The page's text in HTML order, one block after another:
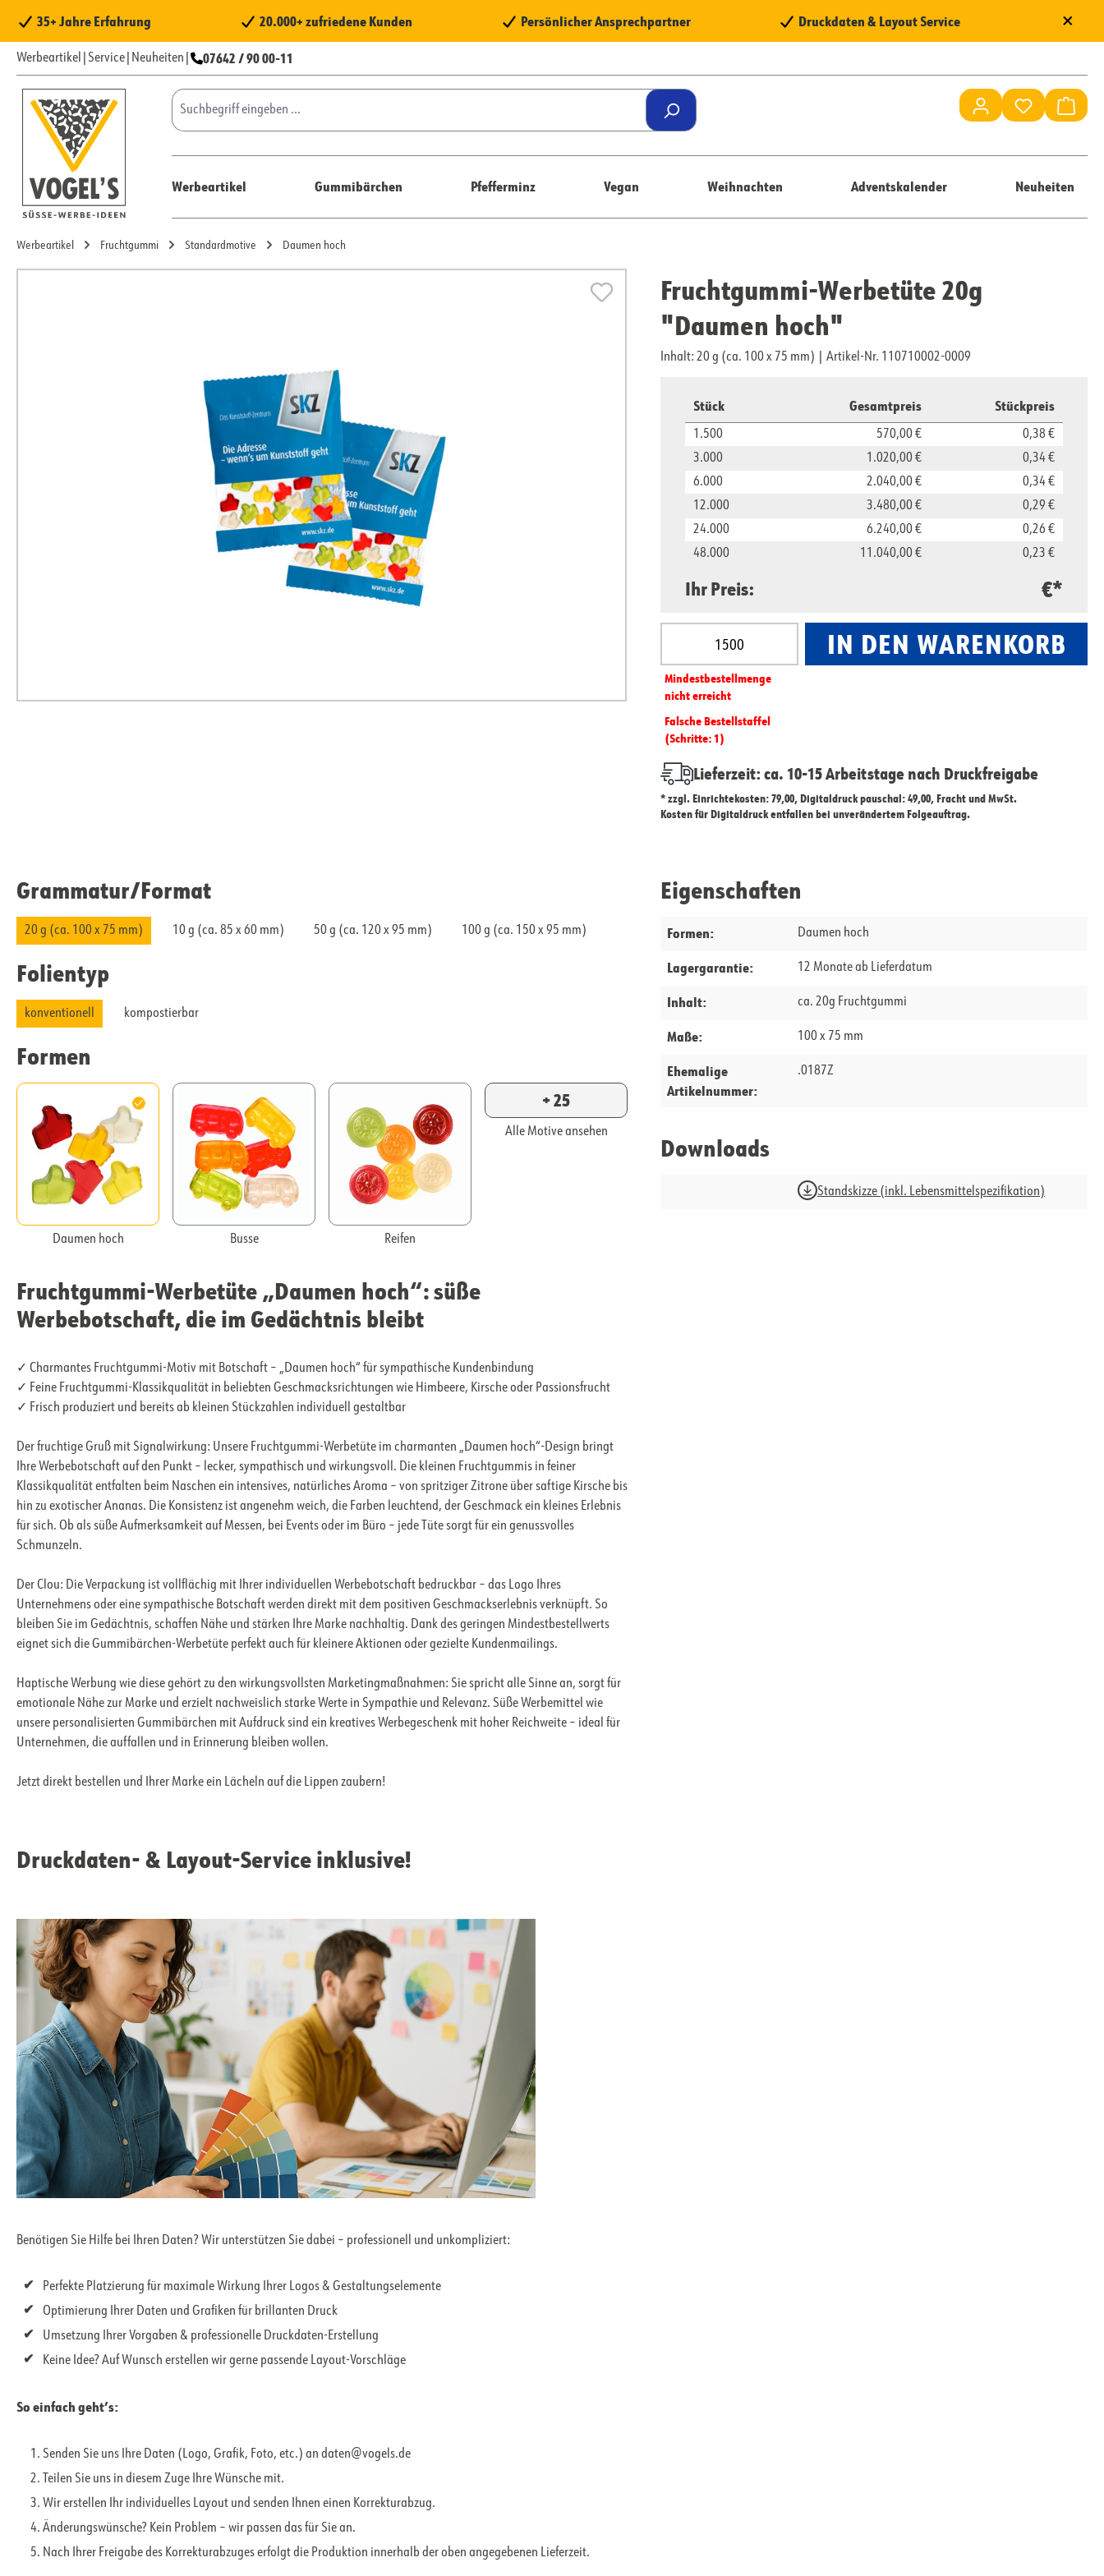
Hauptinhalt springen
Zur Suche springen
Zur Hauptnavigation springen
35+ Jahre Erfahrung 20.000+ zufriedene Kunden Persönlicher Ansprechpartner Druckdaten & Layout Service ×
Werbeartikel Service Neuheiten 07642 / 90 00-11
Du hast 0
Werbeartikel Gummibärchen Pfefferminz Vegan Weihnachten Adventskalender Neuheiten
Werbeartikel Fruchtgummi Standardmotive Daumen hoch
Fruchtgummi-Werbetüte 20g
"Daumen hoch"
Inhalt: 20 g (ca. 100 x 75 mm) Artikel-Nr. 110710002-0009
Stück Gesamtpreis Stückpreis
1.500 570,00 €
0,38 €
3.000
1.020,00 €
0,34 €
6.000
2.040,00 €
0,34 €
12.000
3.480,00 €
0,29 €
24.000
6.240,00 €
0,26 €
48.000
11.040,00 € 0,23 €
Ihr Preis: €*
Produkt Anzahl: Gib den gewünschten Wert ein oder
Mindest­­bestell­­menge
nicht erreicht
Falsche Bestellstaffel
(Schritte: 1)
IN DEN WARENKORB
Lieferzeit: ca. 10-15 Arbeitstage nach Druckfreigabe
* zzgl. Einrichtekosten: 79,00, Digitaldruck pauschal: 49,00, Fracht und MwSt.
Kosten für Digitaldruck entfallen bei unverändertem Folgeauftrag.
Grammatur/​Format
20 g (ca. 100 x 75 mm) 10 g (ca. 85 x 60 mm) 50 g (ca. 120 x 95 mm) 100 g (ca. 150 x 95 mm)
Folientyp
konventionell kompostierbar
Formen
Daumen hoch Busse Reifen
+ 25
Alle Motive ansehen
Fruchtgummi-Werbetüte „Daumen hoch“: süße
Werbebotschaft, die im Gedächtnis bleibt
✓ Charmantes Fruchtgummi-Motiv mit Botschaft – „Daumen hoch“ für sympathische Kundenbindung
✓ Feine Fruchtgummi-Klassikqualität in beliebten Geschmacksrichtungen wie Himbeere, Kirsche oder Passionsfrucht
✓ Frisch produziert und bereits ab kleinen Stückzahlen individuell gestaltbar
Der fruchtige Gruß mit Signalwirkung: Unsere Fruchtgummi-Werbetüte im charmanten „Daumen hoch“-Design bringt
Ihre Werbebotschaft auf den Punkt – lecker, sympathisch und wirkungsvoll. Die kleinen Fruchtgummis in feiner
Klassikqualität entfalten beim Naschen ein intensives, natürliches Aroma – von spritziger Zitrone über saftige Kirsche bis
hin zu exotischer Ananas. Die Konsistenz ist angenehm weich, die Farben leuchtend, der Geschmack ein kleines Erlebnis
für sich. Ob als süße Aufmerksamkeit auf Messen, bei Events oder im Büro – jede Tüte sorgt für ein genussvolles
Schmunzeln.
Der Clou: Die Verpackung ist vollflächig mit Ihrer individuellen Werbebotschaft bedruckbar – das Logo Ihres
Unternehmens oder eine sympathische Botschaft werden direkt mit dem positiven Geschmackserlebnis verknüpft. So
bleiben Sie im Gedächtnis, schaffen Nähe und stärken Ihre Marke nachhaltig. Dank des geringen Mindestbestellwerts
eignet sich die Gummibärchen-Werbetüte perfekt auch für kleinere Aktionen oder gezielte Kundenmailings.
Haptische Werbung wie diese gehört zu den wirkungsvollsten Marketingmaßnahmen: Sie spricht alle Sinne an, sorgt für
emotionale Nähe zur Marke und erzielt nachweislich starke Werte in Sympathie und Relevanz. Süße Werbemittel wie
unsere personalisierten Gummibärchen mit Aufdruck sind ein kreatives Werbegeschenk mit hoher Reichweite – ideal für
Unternehmen, die auffallen und in Erinnerung bleiben wollen.
Jetzt direkt bestellen und Ihrer Marke ein Lächeln auf die Lippen zaubern!
Eigenschaften
Formen: Daumen hoch
Lagergarantie: 12 Monate ab Lieferdatum
Inhalt: ca. 20g Fruchtgummi
Maße: 100 x 75 mm
Ehemalige
Artikelnummer:
.0187Z
Downloads
Standskizze (inkl. Lebensmittelspezifikation)
Druckdaten- & Layout-Service inklusive!
Benötigen Sie Hilfe bei Ihren Daten? Wir unterstützen Sie dabei – professionell und unkompliziert:
Perfekte Platzierung für maximale Wirkung Ihrer Logos & Gestaltungselemente
Optimierung Ihrer Daten und Grafiken für brillanten Druck
Umsetzung Ihrer Vorgaben & professionelle Druckdaten-Erstellung
Keine Idee? Auf Wunsch erstellen wir gerne passende Layout-Vorschläge
So einfach geht’s:
Senden Sie uns Ihre Daten (Logo, Grafik, Foto, etc.) an daten@vogels.de
Teilen Sie uns in diesem Zuge Ihre Wünsche mit.
Wir erstellen Ihr individuelles Layout und senden Ihnen einen Korrekturabzug.
Änderungswünsche? Kein Problem – wir passen das für Sie an.
Nach Ihrer Freigabe des Korrekturabzuges erfolgt die Produktion innerhalb der oben angegebenen Lieferzeit.